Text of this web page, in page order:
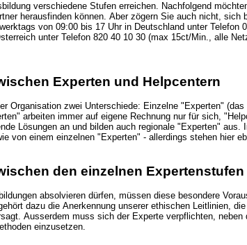
verschiedene Stufen erreichen. Nachfolgend
können. Aber zögern Sie auch nicht, sich bei uns zu melden,
von 09:00 bis 17 Uhr in Deutschland unter Telefon 01805-609930
unter Telefon 820 40 10 30 (max 15ct/Min., alle
Experten und Helpcentern
Organisation zwei Unterschiede: Einzelne "Experten"
arbeiten immer auf eigene Rechnung nur für sich,
Lösungen an und bilden auch regionale "Experten" aus. In
von einem einzelnen "Experten" - allerdings stehen hier
den einzelnen Expertenstufen
absolvieren dürfen, müssen diese besondere
dazu die Anerkennung unserer ethischen Leitlinien,
Ausserdem muss sich der Experte verpflichten,
einzusetzen.